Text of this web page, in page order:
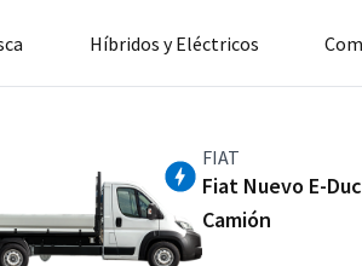
Híbridos y Eléctricos
FIAT
Fiat Nuevo E-
Camión